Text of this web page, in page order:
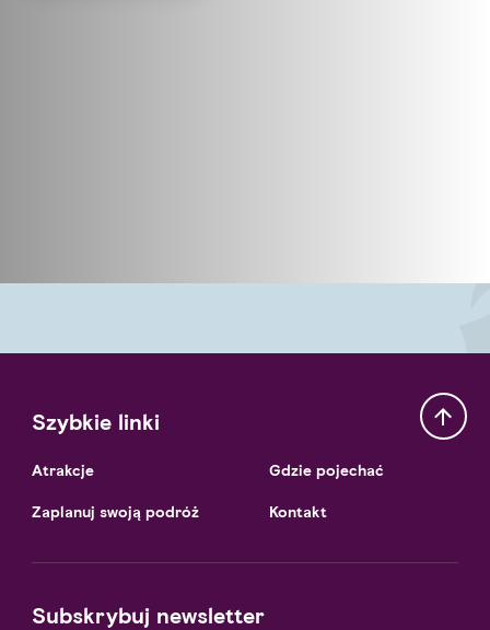
Szybkie linki
Atrakcje
Zaplanuj swoją podróż
Gdzie pojechać
Kontakt
Subskrybuj newsletter